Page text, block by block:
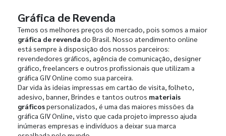
Gráfica de Revenda
Temos os melhores preços do mercado, pois somos a maior
gráfica de revenda do Brasil. Nosso atendimento online
está sempre à disposição dos nossos parceiros:
revendedores gráficos, agência de comunicação, designer
gráfico, freelancers e outros profissionais que utilizam a
gráfica GIV Online como sua parceira.
Dar vida às ideias impressas em cartão de visita, folheto,
adesivo, banner, Brindes e tantos outros materiais
gráficospersonalizados, é uma das maiores missões da
gráfica GIV Online, visto que cada projeto impresso ajuda
inúmeras empresas e indivíduos a deixar sua marca